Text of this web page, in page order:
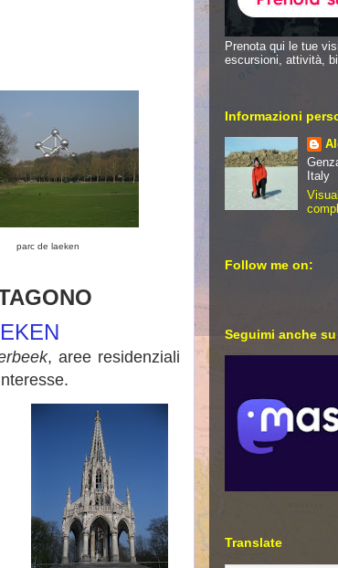
parc de laeken
, aree residenziali
Prenota qui le tue
escursioni, attività,
Informazioni
Italy
Follow me on:
Seguimi anche
Translate